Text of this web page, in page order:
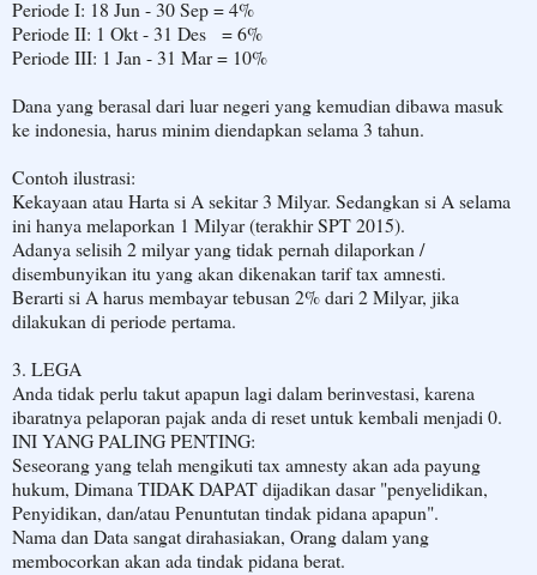
Periode I: 18 Jun - 30 Sep = 4%
Periode II: 1 Okt - 31 Des = 6%
Periode III: 1 Jan - 31 Mar = 10%
Dana yang berasal dari luar negeri yang kemudian dibawa masuk
ke indonesia, harus minim diendapkan selama 3 tahun.
Contoh ilustrasi:
Kekayaan atau Harta si A sekitar 3 Milyar. Sedangkan si A selama
ini hanya melaporkan 1 Milyar (terakhir SPT 2015).
Adanya selisih 2 milyar yang tidak pernah dilaporkan /
disembunyikan itu yang akan dikenakan tarif tax amnesti.
Berarti si A harus membayar tebusan 2% dari 2 Milyar, jika
dilakukan di periode pertama.
3. LEGA
Anda tidak perlu takut apapun lagi dalam berinvestasi, karena
ibaratnya pelaporan pajak anda di reset untuk kembali menjadi 0.
INI YANG PALING PENTING:
Seseorang yang telah mengikuti tax amnesty akan ada payung
hukum, Dimana TIDAK DAPAT dijadikan dasar "penyelidikan,
Penyidikan, dan/atau Penuntutan tindak pidana apapun".
Nama dan Data sangat dirahasiakan, Orang dalam yang
membocorkan akan ada tindak pidana berat.